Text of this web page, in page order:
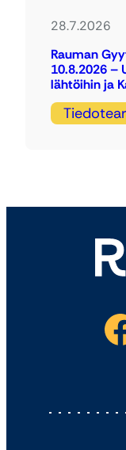
28.7.2026
Rauman
10.8.2026 –
lähtöihin ja